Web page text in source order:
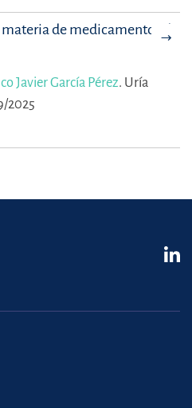
de medicamentos de
Javier García Pérez. Uría
2025